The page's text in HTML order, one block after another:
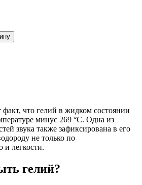
факт, что гелий в жидком состоянии
минус 269 °C. Одна из
звука также зафиксирована в его
не только по
и легкости.
гелий?